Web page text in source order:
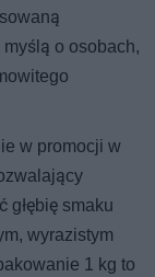
o osobach,
w promocji w
głębię smaku
wyrazistym
1 kg to